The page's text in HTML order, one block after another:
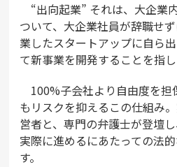
“出向起業” それは、大企業
ついて、大企業社員が辞職せ
業したスタートアップに自ら
て新事業を開発することを指し
100%子会社より自由度を担
もリスクを抑えるこの仕組み
営者と、専門の弁護士が登壇
実際に進めるにあたっての法
す。